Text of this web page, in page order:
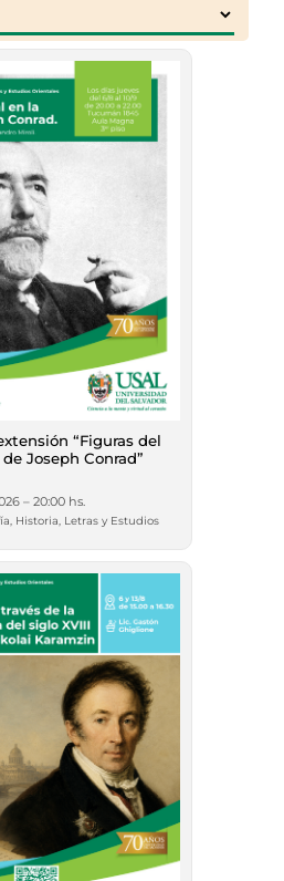
“Figuras del
Joseph Conrad”
– 20:00 hs.
Historia, Letras y Estudios